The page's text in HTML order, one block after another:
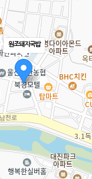
원조돼지국밥